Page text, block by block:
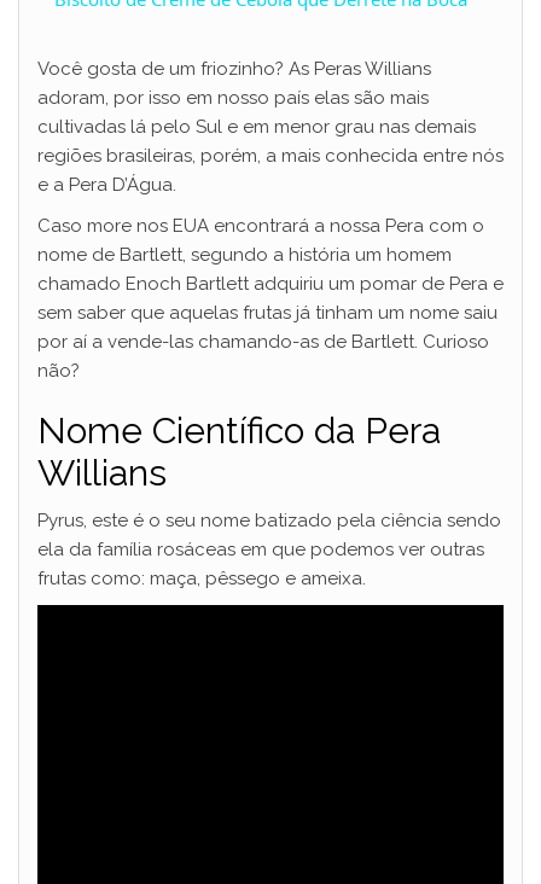
y
i
d
Você gosta de um friozinho? As Peras Willians
adoram, por isso em nosso país elas são mais
cultivadas lá pelo Sul e em menor grau nas demais
regiões brasileiras, porém, a mais conhecida entre nós
e a Pera D’Água.
Caso more nos EUA encontrará a nossa Pera com o
nome de Bartlett, segundo a história um homem
chamado Enoch Bartlett adquiriu um pomar de Pera e
sem saber que aquelas frutas já tinham um nome saiu
por aí a vende-las chamando-as de Bartlett. Curioso
não?
Nome Científico da Pera
Willians
Pyrus, este é o seu nome batizado pela ciência sendo
ela da família rosáceas em que podemos ver outras
frutas como: maça, pêssego e ameixa.